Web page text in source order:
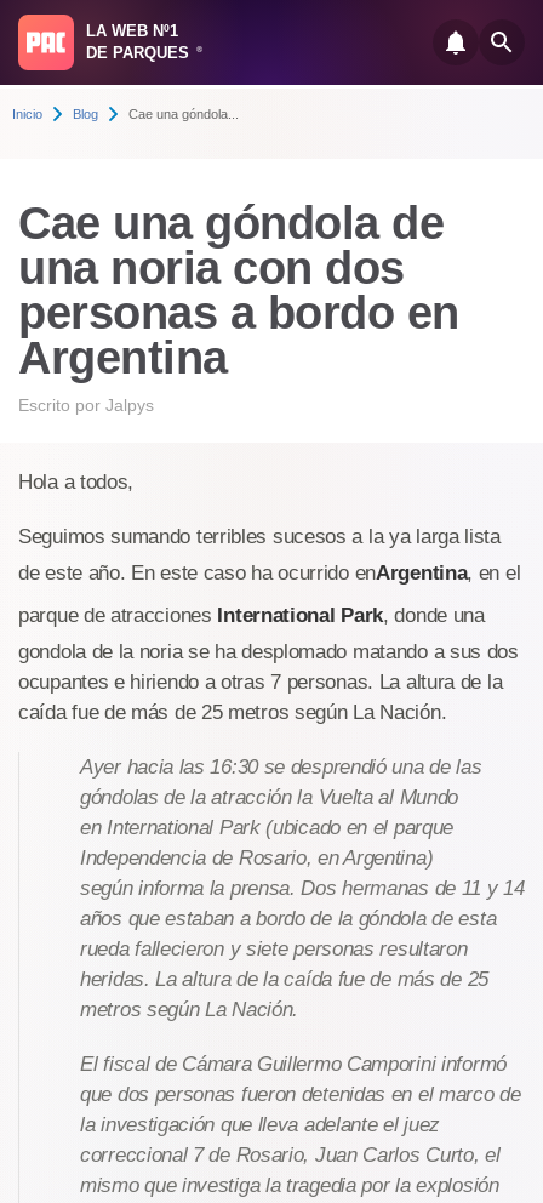
LA WEB Nº1
DE PARQUES
®
Inicio Blog Cae una góndola...
Cae una góndola de
una noria con dos
personas a bordo en
Argentina
Escrito por Jalpys
Hola a todos,
Seguimos sumando terribles sucesos a la ya larga lista
de este año. En este caso ha ocurrido enArgentina, en el
parque de atracciones International Park, donde una
gondola de la noria se ha desplomado matando a sus dos
ocupantes e hiriendo a otras 7 personas. La altura de la
caída fue de más de 25 metros según La Nación.
Ayer hacia las 16:30 se desprendió una de las
góndolas de la atracción la Vuelta al Mundo
en International Park (ubicado en el parque
Independencia de Rosario, en Argentina)
según informa la prensa. Dos hermanas de 11 y 14
años que estaban a bordo de la góndola de esta
rueda fallecieron y siete personas resultaron
heridas. La altura de la caída fue de más de 25
metros según La Nación.
El fiscal de Cámara Guillermo Camporini informó
que dos personas fueron detenidas en el marco de
la investigación que lleva adelante el juez
correccional 7 de Rosario, Juan Carlos Curto, el
mismo que investiga la tragedia por la explosión